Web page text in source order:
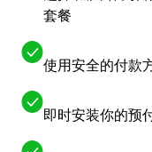
套餐
使用安全的付款
即时安装你的预